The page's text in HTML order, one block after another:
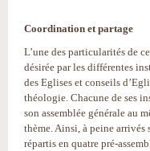
Coordination et partage
L’une des particularités de
désirée par les différentes
des Eglises et conseils
théologie. Chacune de ses
son assemblée générale au
thème. Ainsi, à peine arrivés
répartis en quatre pré-